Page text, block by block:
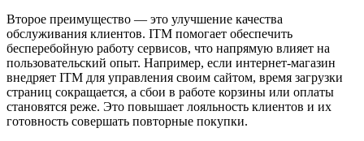
Второе преимущество — это улучшение качества
обслуживания клиентов. ITM помогает обеспечить
бесперебойную работу сервисов, что напрямую влияет на
пользовательский опыт. Например, если интернет-магазин
внедряет ITM для управления своим сайтом, время загрузки
страниц сокращается, а сбои в работе корзины или оплаты
становятся реже. Это повышает лояльность клиентов и их
готовность совершать повторные покупки.